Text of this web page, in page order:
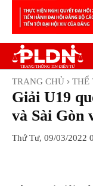
TRANG CHỦ THỂ
Giải U19
và Sài Gòn
Thứ Tư, 09/03/2022